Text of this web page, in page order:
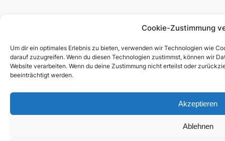
Cookie-Zustimmung
Um dir ein optimales Erlebnis zu bieten, verwenden wir Technologien wie
darauf zuzugreifen. Wenn du diesen Technologien zustimmst, können wir
Website verarbeiten. Wenn du deine Zustimmung nicht erteilst oder
beeinträchtigt werden.
Akzeptieren
Ablehnen